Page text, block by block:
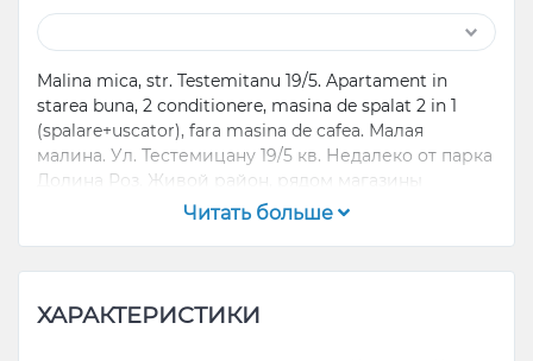
Malina mica, str. Testemitanu 19/5. Apartament in
starea buna, 2 conditionere, masina de spalat 2 in 1
(spalare+uscator), fara masina de cafea. Малая
малина. Ул. Тестемицану 19/5 кв. Недалеко от парка
Долина Роз. Живой район, рядом магазины
Kaufland, Hypermarket N1 и множество лечебных
Читать больше
ХАРАКТЕРИСТИКИ